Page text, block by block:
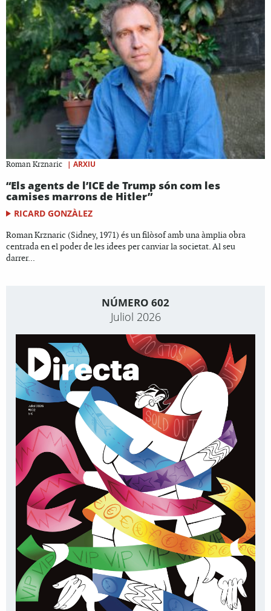
Roman Krznaric | ARXIU
“Els agents de l’ICE de Trump són com les
camises marrons de Hitler”
RICARD GONZÀLEZ
Roman Krznaric (Sidney, 1971) és un filòsof amb una àmplia obra
centrada en el poder de les idees per canviar la societat. Al seu
darrer...
NÚMERO 602
Juliol 2026